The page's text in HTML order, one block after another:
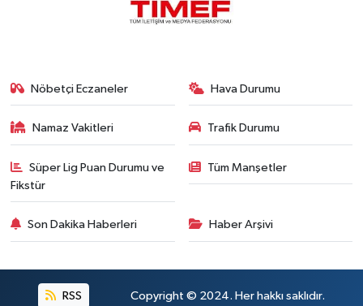
Nöbetçi Eczaneler Hava Durumu
Namaz Vakitleri Trafik Durumu
Süper Lig Puan Durumu ve
Fikstür
Tüm Manşetler
Son Dakika Haberleri Haber Arşivi
RSS Copyright © 2024. Her hakkı saklıdır.